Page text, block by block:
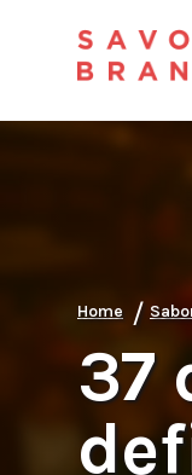
Home /
37